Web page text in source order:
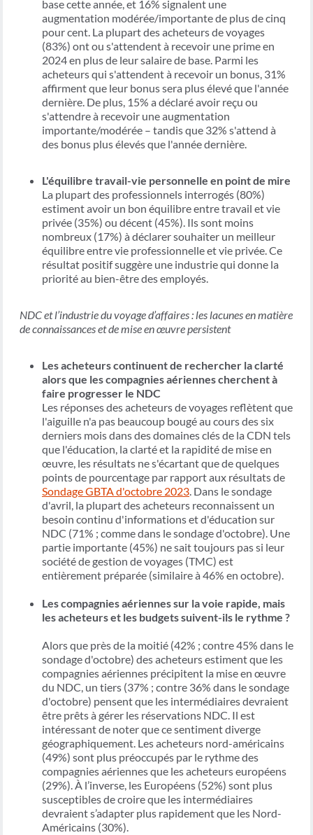
base cette année, et 16% signalent une
augmentation modérée/importante de plus de cinq
pour cent. La plupart des acheteurs de voyages
(83%) ont ou s'attendent à recevoir une prime en
2024 en plus de leur salaire de base. Parmi les
acheteurs qui s'attendent à recevoir un bonus, 31%
affirment que leur bonus sera plus élevé que l'année
dernière. De plus, 15% a déclaré avoir reçu ou
s'attendre à recevoir une augmentation
importante/modérée – tandis que 32% s'attend à
des bonus plus élevés que l'année dernière.
L'équilibre travail-vie personnelle en point de mire
La plupart des professionnels interrogés (80%)
estiment avoir un bon équilibre entre travail et vie
privée (35%) ou décent (45%). Ils sont moins
nombreux (17%) à déclarer souhaiter un meilleur
équilibre entre vie professionnelle et vie privée. Ce
résultat positif suggère une industrie qui donne la
priorité au bien-être des employés.
NDC et l’industrie du voyage d’affaires : les lacunes en matière
de connaissances et de mise en œuvre persistent
Les acheteurs continuent de rechercher la clarté
alors que les compagnies aériennes cherchent à
faire progresser le NDC
Les réponses des acheteurs de voyages reflètent que
l'aiguille n'a pas beaucoup bougé au cours des six
derniers mois dans des domaines clés de la CDN tels
que l'éducation, la clarté et la rapidité de mise en
œuvre, les résultats ne s'écartant que de quelques
points de pourcentage par rapport aux résultats de
Sondage GBTA d'octobre 2023. Dans le sondage
d'avril, la plupart des acheteurs reconnaissent un
besoin continu d'informations et d'éducation sur
NDC (71% ; comme dans le sondage d'octobre). Une
partie importante (45%) ne sait toujours pas si leur
société de gestion de voyages (TMC) est
entièrement préparée (similaire à 46% en octobre).
Les compagnies aériennes sur la voie rapide, mais
les acheteurs et les budgets suivent-ils le rythme ?
Alors que près de la moitié (42% ; contre 45% dans le
sondage d'octobre) des acheteurs estiment que les
compagnies aériennes précipitent la mise en œuvre
du NDC, un tiers (37% ; contre 36% dans le sondage
d'octobre) pensent que les intermédiaires devraient
être prêts à gérer les réservations NDC. Il est
intéressant de noter que ce sentiment diverge
géographiquement. Les acheteurs nord-américains
(49%) sont plus préoccupés par le rythme des
compagnies aériennes que les acheteurs européens
(29%). À l’inverse, les Européens (52%) sont plus
susceptibles de croire que les intermédiaires
devraient s’adapter plus rapidement que les Nord-
Américains (30%).